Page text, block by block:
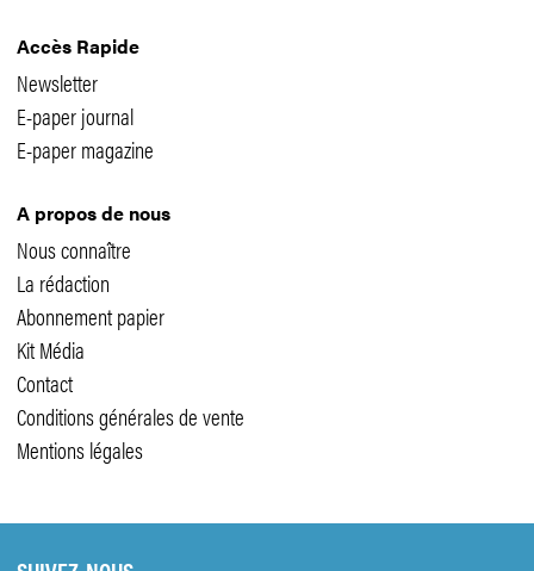
Accès Rapide
Newsletter
E-paper journal
E-paper magazine
A propos de nous
Nous connaître
La rédaction
Abonnement papier
Kit Média
Contact
Conditions générales de vente
Mentions légales